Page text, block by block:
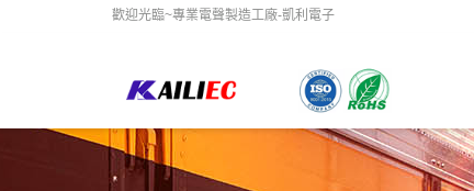
歡迎光臨~專業電聲製造工廠-凱利電子